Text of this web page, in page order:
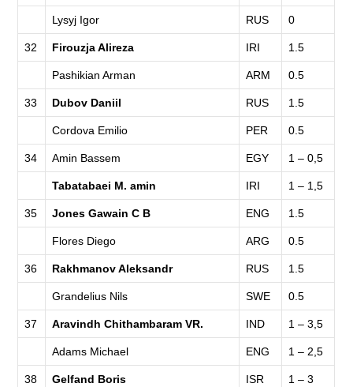
Lysyj Igor RUS 0
32 Firouzja Alireza IRI 1.5
Pashikian Arman ARM 0.5
33 Dubov Daniil RUS 1.5
Cordova Emilio PER 0.5
34 Amin Bassem EGY 1 – 0,5
Tabatabaei M. amin IRI 1 – 1,5
35 Jones Gawain C B ENG 1.5
Flores Diego ARG 0.5
36 Rakhmanov Aleksandr RUS 1.5
Grandelius Nils SWE 0.5
37 Aravindh Chithambaram VR. IND 1 – 3,5
Adams Michael ENG 1 – 2,5
38 Gelfand Boris ISR 1 – 3